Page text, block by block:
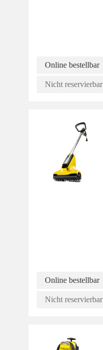
Online bestellbar
Nicht reservierbar
Online bestellbar
Nicht reservierbar